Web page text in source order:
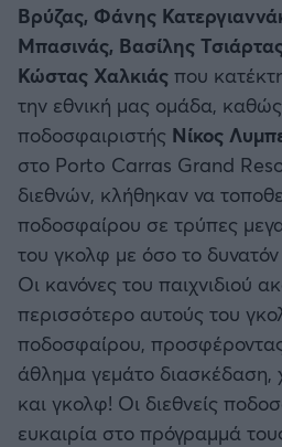
Ίντερ
Μπάγερν Μονάχου
Παρί Σεν Ζερμέν
Βρύζας, Φάνης
Μπασινάς, Βασίλης
Κώστας Χαλκιάς που
την εθνική μας ομάδα,
ποδοσφαιριστής Νίκος
στο Porto Carras Grand
διεθνών, κλήθηκαν να
ποδοσφαίρου σε τρύπες
του γκολφ με όσο το
Οι κανόνες του παιχνιδιού
περισσότερο αυτούς του
ποδοσφαίρου,
άθλημα γεμάτο
και γκολφ! Οι διεθνείς
ευκαιρία στο πρόγραμμά